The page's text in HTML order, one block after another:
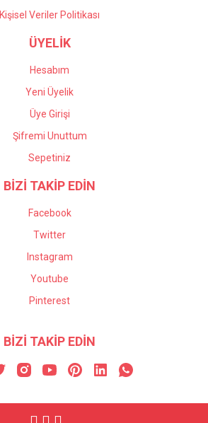
Kişisel Veriler Politikası
ÜYELİK
Hesabım
Yeni Üyelik
Üye Girişi
Şifremi Unuttum
Sepetiniz
BİZİ TAKİP EDİN
Facebook
Twitter
Instagram
Youtube
Pinterest
BİZİ TAKİP EDİN